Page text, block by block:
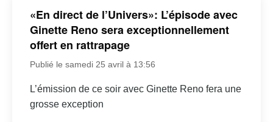
«En direct de l’Univers»: L’épisode avec
Ginette Reno sera exceptionnellement
offert en rattrapage
Publié le samedi 25 avril à 13:56
L’émission de ce soir avec Ginette Reno fera une
grosse exception